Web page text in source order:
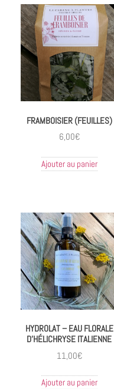
FRAMBOISIER (FEUILLES)
6,00€
Ajouter au panier
HYDROLAT – EAU FLORALE
D’HÉLICHRYSE ITALIENNE
11,00€
Ajouter au panier